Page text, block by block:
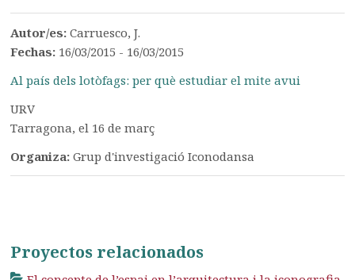
Autor/es:Carruesco, J.
Fechas: 16/03/2015 - 16/03/2015
Al país dels lotòfags: per què estudiar el mite avui
URV
Tarragona, el 16 de març
Organiza:Grup d'investigació Iconodansa
Proyectos relacionados